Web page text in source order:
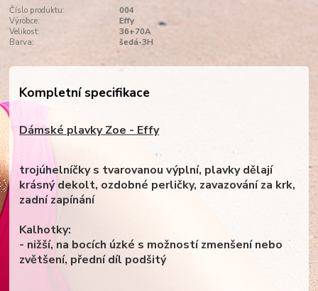
Číslo produktu:
004
Výrobce:
Effy
Velikost:
36+70A
Barva:
šedá-3H
Kompletní specifikace
Dámské plavky Zoe - Effy
trojúhelníčky s tvarovanou výplní, plavky dělají
krásný dekolt, ozdobné perličky, zavazování za krk,
zadní zapínání
Kalhotky:
- nižší, na bocích úzké s možností zmenšení nebo
zvětšení, přední díl podšitý